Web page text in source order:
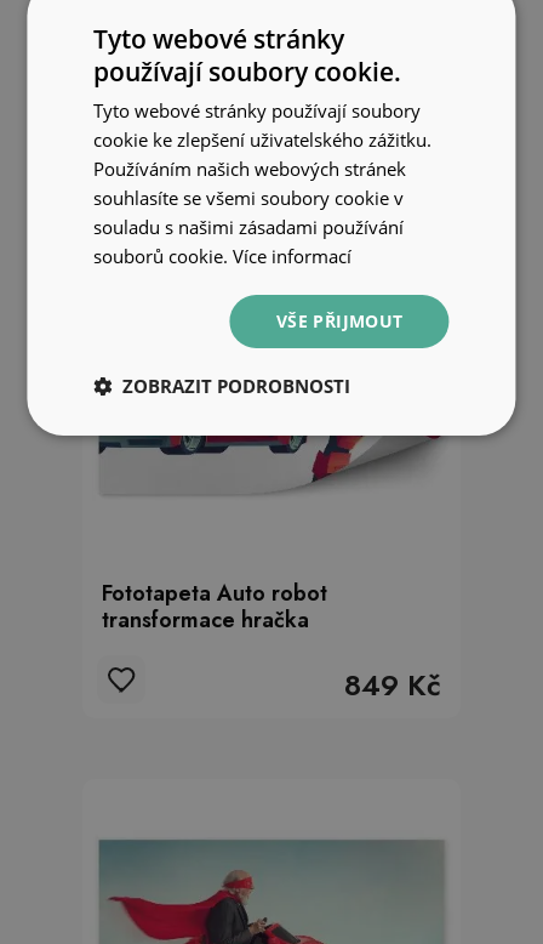
chlapce
849 Kč
Fototapeta Auto robot
transformace hračka
849 Kč
Tyto webové stránky
používají soubory cookie.
Tyto webové stránky používají soubory
cookie ke zlepšení uživatelského zážitku.
Používáním našich webových stránek
souhlasíte se všemi soubory cookie v
souladu s našimi zásadami používání
souborů cookie.Více informací
VŠE PŘIJMOUT
ZOBRAZIT PODROBNOSTI